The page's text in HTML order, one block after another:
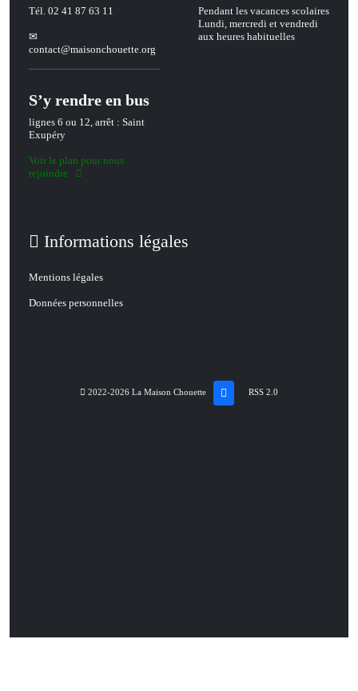
Tél. 02 41 87 63 11
contact@maisonchouette.org
S’y rendre en bus
lignes 6 ou 12, arrêt : Saint
Exupéry
Voir le plan pour nous
rejoindre
Pendant les vacances scolaires
Lundi, mercredi et vendredi
aux heures habituelles
Informations légales
Mentions légales
Données personnelles
2022-2026 La Maison Chouette RSS 2.0